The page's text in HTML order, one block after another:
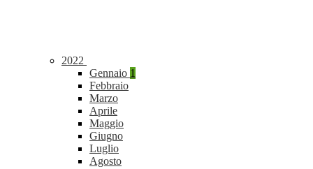
2022
Gennaio 1
Febbraio
Marzo
Aprile
Maggio
Giugno
Luglio
Agosto